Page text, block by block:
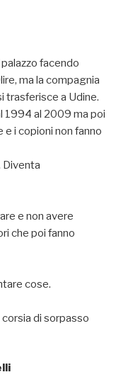
facendo
ma la compagnia
trasferisce a Udine.
1994 al 2009 ma poi
e i copioni non fanno
Diventa
e non avere
che poi fanno
cose.
di sorpasso